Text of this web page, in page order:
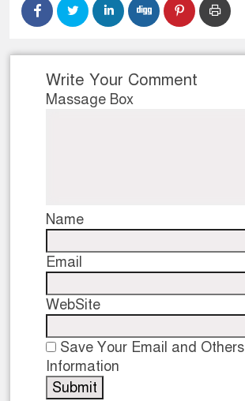
Write Your Comment
Massage Box
Name
Email
WebSite
Save Your Email and Others
Information